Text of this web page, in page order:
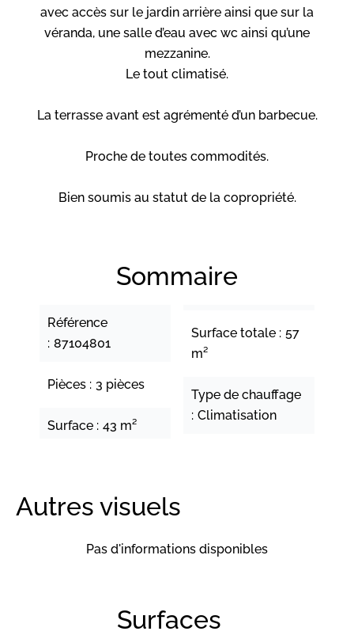
avec accès sur le jardin arrière ainsi que sur la
véranda, une salle d’eau avec wc ainsi qu’une
mezzanine.
Le tout climatisé.
La terrasse avant est agrémenté d’un barbecue.
Proche de toutes commodités.
Bien soumis au statut de la copropriété.
Sommaire
Référence
87104801
Pièces 3 pièces
Surface 43 m²
Surface totale
57
m²
Type de chauffage
Climatisation
Autres visuels
Pas d'informations disponibles
Surfaces